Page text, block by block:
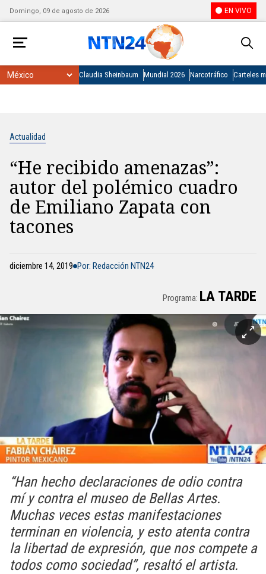
Domingo, 09 de agosto de 2026 EN VIVO
Claudia Sheinbaum Mundial 2026 Narcotráfico Carteles
Actualidad
“He recibido amenazas”:
autor del polémico cuadro
de Emiliano Zapata con
tacones
diciembre 14, 2019 Por: Redacción NTN24
Programa: LA TARDE
“Han hecho declaraciones de odio contra
mí y contra el museo de Bellas Artes.
Muchas veces estas manifestaciones
terminan en violencia, y esto atenta contra
la libertad de expresión, que nos compete a
todos como sociedad”, resaltó el artista.